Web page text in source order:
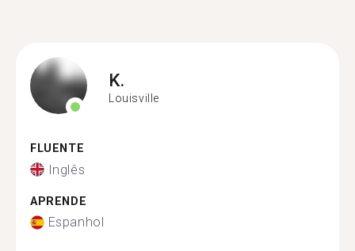
K.
Louisville
FLUENTE
Inglês
APRENDE
Espanhol